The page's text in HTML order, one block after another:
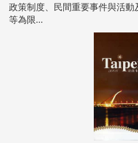
政策制度、民間重要事件與活
等為限...